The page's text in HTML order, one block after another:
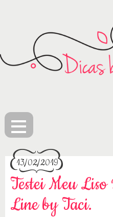
≡
13/02/2019
Testei Meu
Line by Taci.